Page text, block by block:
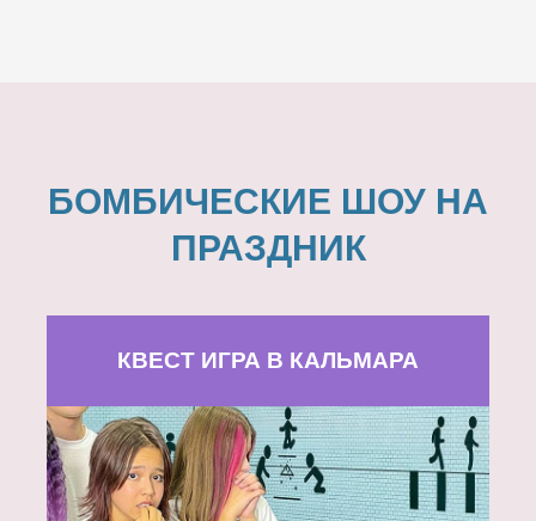
БОМБИЧЕСКИЕ ШОУ НА
ПРАЗДНИК
КВЕСТ ИГРА В КАЛЬМАРА